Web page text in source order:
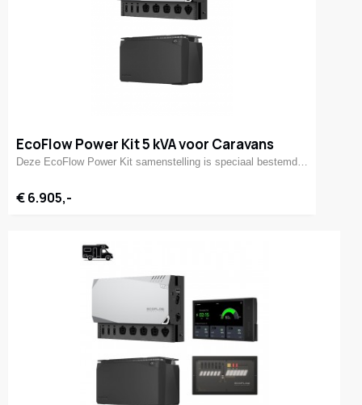
EcoFlow Power Kit 5 kVA voor Caravans
Deze EcoFlow Power Kit samenstelling is speciaal bestemd…
€ 6.905,-